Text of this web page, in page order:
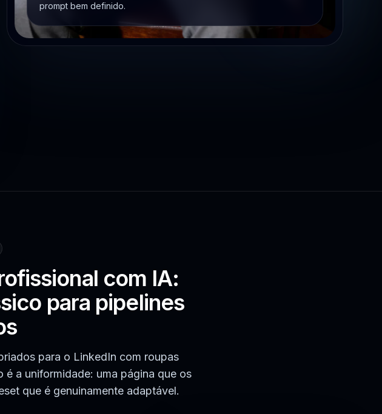
prompt bem definido.
com IA:
para pipelines
para o LinkedIn com roupas
a uniformidade: uma página que os
que é genuinamente adaptável.